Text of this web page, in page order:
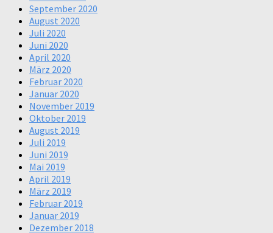
September 2020
August 2020
Juli 2020
Juni 2020
April 2020
März 2020
Februar 2020
Januar 2020
November 2019
Oktober 2019
August 2019
Juli 2019
Juni 2019
Mai 2019
April 2019
März 2019
Februar 2019
Januar 2019
Dezember 2018